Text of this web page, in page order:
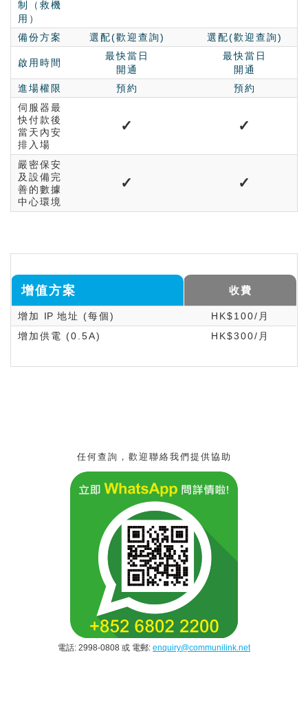
制（救機
用）
備份方案
選配(歡迎查詢) 選配(歡迎查詢)
啟用時間
最快當日
開通
最快當日
開通
進場權限
預約
預約
伺服器最
快付款後
當天內安
排入場
✓ ✓
嚴密保安
及設備完
善的數據
中心環境
✓ ✓
增值方案 收費
增加 IP 地址 (每個)
HK$100/月
增加供電 (0.5A)
HK$300/月
任何查詢，歡迎聯絡我們提供協助
電話: 2998-0808 或 電郵: enquiry@communilink.net